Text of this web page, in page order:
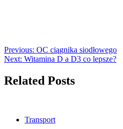
Previous: OC ciągnika siodłowego
Next: Witamina D a D3 co lepsze?
Related Posts
Transport